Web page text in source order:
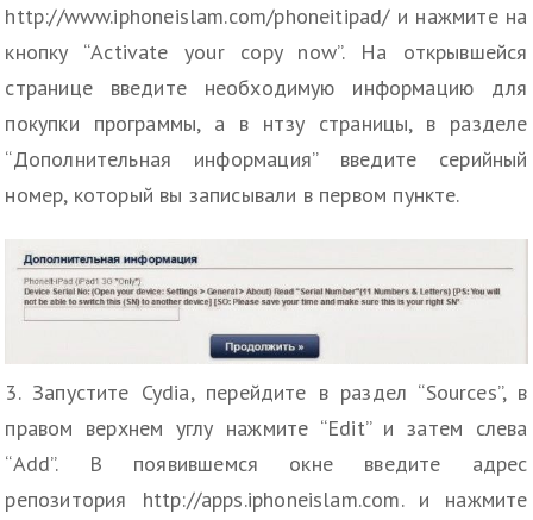
http://www.iphoneislam.com/phoneitipad/ и нажмите на
кнопку “Activate your copy now”. На открывшейся
странице введите необходимую информацию для
покупки программы, а в нтзу страницы, в разделе
“Дополнительная информация” введите серийный
номер, который вы записывали в первом пункте.
3. Запустите Cydia, перейдите в раздел “Sources”, в
правом верхнем углу нажмите “Edit” и затем слева
“Add”. В появившемся окне введите адрес
репозитория http://apps.iphoneislam.com. и нажмите